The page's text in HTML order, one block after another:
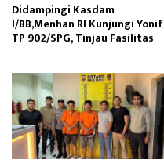
Didampingi Kasdam
I/BB,Menhan RI Kunjungi Yonif
TP 902/SPG, Tinjau Fasilitas